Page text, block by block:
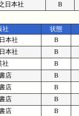
日本社
B
社 状態
本社
B
本社
B
社
B
店
B
店
B
店
B
店
B